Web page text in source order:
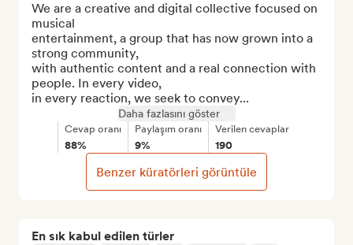
En sık kabul edilen türler
We are a creative and digital collective focused on
musical
entertainment, a group that has now grown into a
strong community,
with authentic content and a real connection with
people. In every video,
in every reaction, we seek to convey...
Daha fazlasını göster
Cevap oranı
88%
Paylaşım oranı
9%
Verilen cevaplar
190
Benzer küratörleri görüntüle